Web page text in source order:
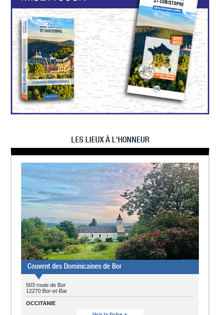
LES LIEUX À L'HONNEUR
Couvent des Dominicaines de Bor
503 route de Bor
12270 Bor-et-Bar
OCCITANIE